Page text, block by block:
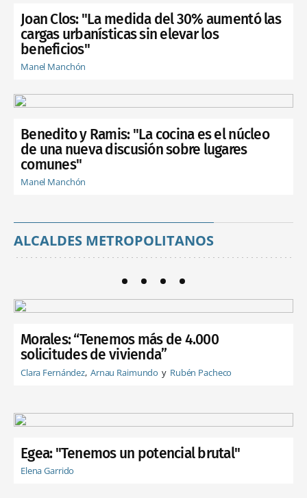
Joan Clos: "La medida del 30% aumentó las
cargas urbanísticas sin elevar los
beneficios"
Manel Manchón
Benedito y Ramis: "La cocina es el núcleo
de una nueva discusión sobre lugares
comunes"
Manel Manchón
ALCALDES METROPOLITANOS
Morales: “Tenemos más de 4.000
solicitudes de vivienda”
Clara Fernández Arnau Raimundo Rubén Pacheco
Egea: "Tenemos un potencial brutal"
Elena Garrido